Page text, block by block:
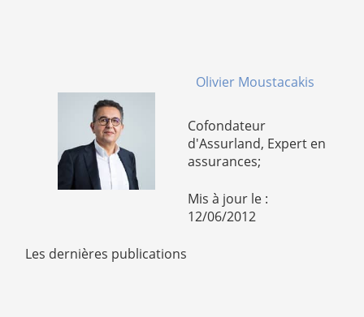
Olivier Moustacakis
Cofondateur
d'Assurland, Expert en
assurances;
Mis à jour le :
12/06/2012
Les dernières publications